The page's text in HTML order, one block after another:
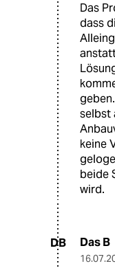
Das
dass
selbst
keine
beide
wird.
DB Das B